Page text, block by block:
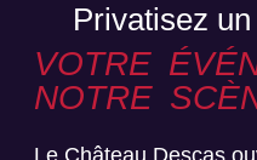
Privatisez
VOTRE
NOTRE
Le Château Descas